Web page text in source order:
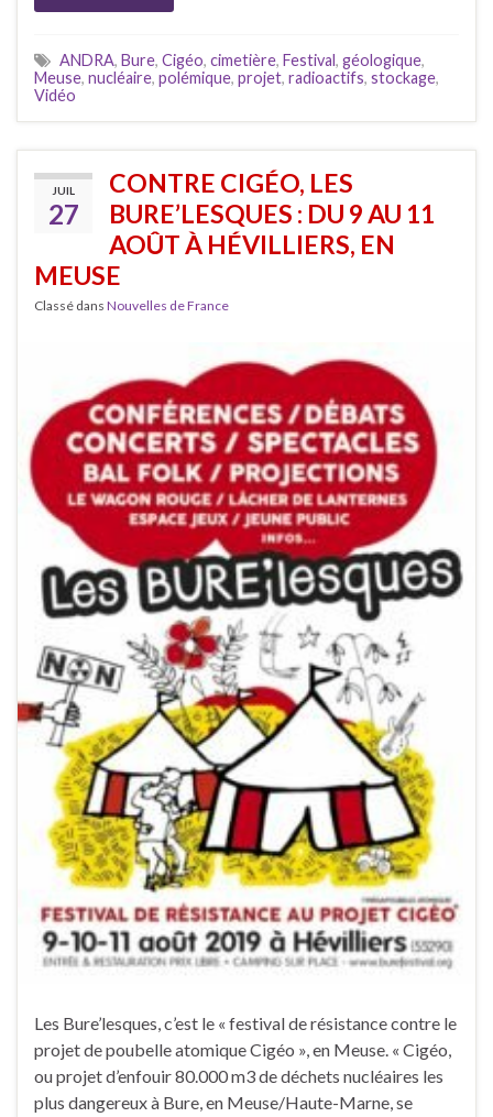
ANDRA, Bure, Cigéo, cimetière, Festival, géologique,
Meuse, nucléaire, polémique, projet, radioactifs, stockage,
Vidéo
JUIL
27
CONTRE CIGÉO, LES
BURE’LESQUES : DU 9 AU 11
AOÛT À HÉVILLIERS, EN
MEUSE
Classé dans Nouvelles de France
Les Bure’lesques, c’est le « festival de résistance contre le
projet de poubelle atomique Cigéo », en Meuse. « Cigéo,
ou projet d’enfouir 80.000 m3 de déchets nucléaires les
plus dangereux à Bure, en Meuse/Haute-Marne, se